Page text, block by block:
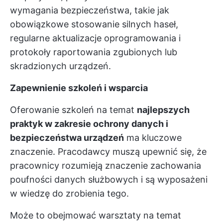
wymagania bezpieczeństwa, takie jak
obowiązkowe stosowanie silnych haseł,
regularne aktualizacje oprogramowania i
protokoły raportowania zgubionych lub
skradzionych urządzeń.
Zapewnienie szkoleń i wsparcia
Oferowanie szkoleń na temat najlepszych
praktyk w zakresie ochrony danych i
bezpieczeństwa urządzeń ma kluczowe
znaczenie. Pracodawcy muszą upewnić się, że
pracownicy rozumieją znaczenie zachowania
poufności danych służbowych i są wyposażeni
w wiedzę do zrobienia tego.
Może to obejmować warsztaty na temat